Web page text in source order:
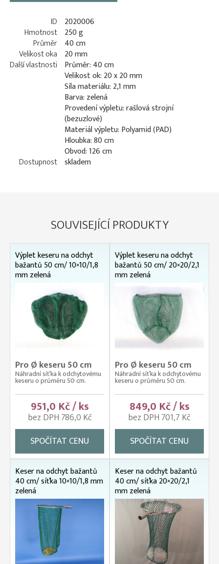
ID
2020006
Hmotnost 250 g
Průměr 40 cm
Velikost oka
20 mm
Další vlastnosti
Průměr: 40 cm
Velikost ok: 20 x 20 mm
Síla materiálu: 2,1 mm
Barva: zelená
Provedení výpletu: rašlová strojní
(bezuzlové)
Materiál výpletu: Polyamid (PAD)
Hloubka: 80 cm
Obvod: 126 cm
Dostupnost skladem
SOUVISEJÍCÍ PRODUKTY
Výplet keseru na odchyt
bažantů 50 cm/ 10×10/1,8
mm zelená
Pro Ø keseru 50 cm
Náhradní síťka k odchytovému
keseru o průměru 50 cm.
951,0 Kč / ks
bez DPH 786,0 Kč
SPOČÍTAT CENU
Výplet keseru na odchyt
bažantů 50 cm/ 20×20/2,1
mm zelená
Pro Ø keseru 50 cm
Náhradní síťka k odchytovému
keseru o průměru 50 cm.
849,0 Kč / ks
bez DPH 701,7 Kč
SPOČÍTAT CENU
Keser na odchyt bažantů
40 cm/ síťka 10×10/1,8 mm
zelená
Keser na odchyt bažantů
40 cm/ síťka 20×20/2,1
mm zelená